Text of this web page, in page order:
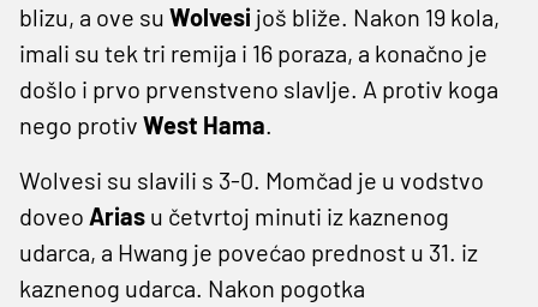
blizu, a ove su Wolvesi još bliže. Nakon 19 kola,
imali su tek tri remija i 16 poraza, a konačno je
došlo i prvo prvenstveno slavlje. A protiv koga
nego protiv West Hama.
Wolvesi su slavili s 3-0. Momčad je u vodstvo
doveo Arias u četvrtoj minuti iz kaznenog
udarca, a Hwang je povećao prednost u 31. iz
kaznenog udarca. Nakon pogotka